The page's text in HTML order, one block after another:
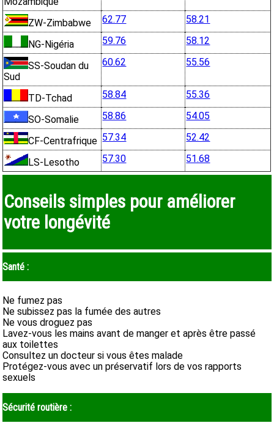
ZW-Zimbabwe
62.77 58.21
NG-Nigéria 59.76 58.12
SS-Soudan du
Sud
60.62 55.56
TD-Tchad 58.84 55.36
SO-Somalie 58.86 54.05
CF-Centrafrique 57.34 52.42
LS-Lesotho 57.30 51.68
Conseils simples pour améliorer
votre longévité
Santé :
Ne fumez pas
Ne subissez pas la fumée des autres
Ne vous droguez pas
Lavez-vous les mains avant de manger et après être passé
aux toilettes
Consultez un docteur si vous êtes malade
Protégez-vous avec un préservatif lors de vos rapports
sexuels
Sécurité routière :